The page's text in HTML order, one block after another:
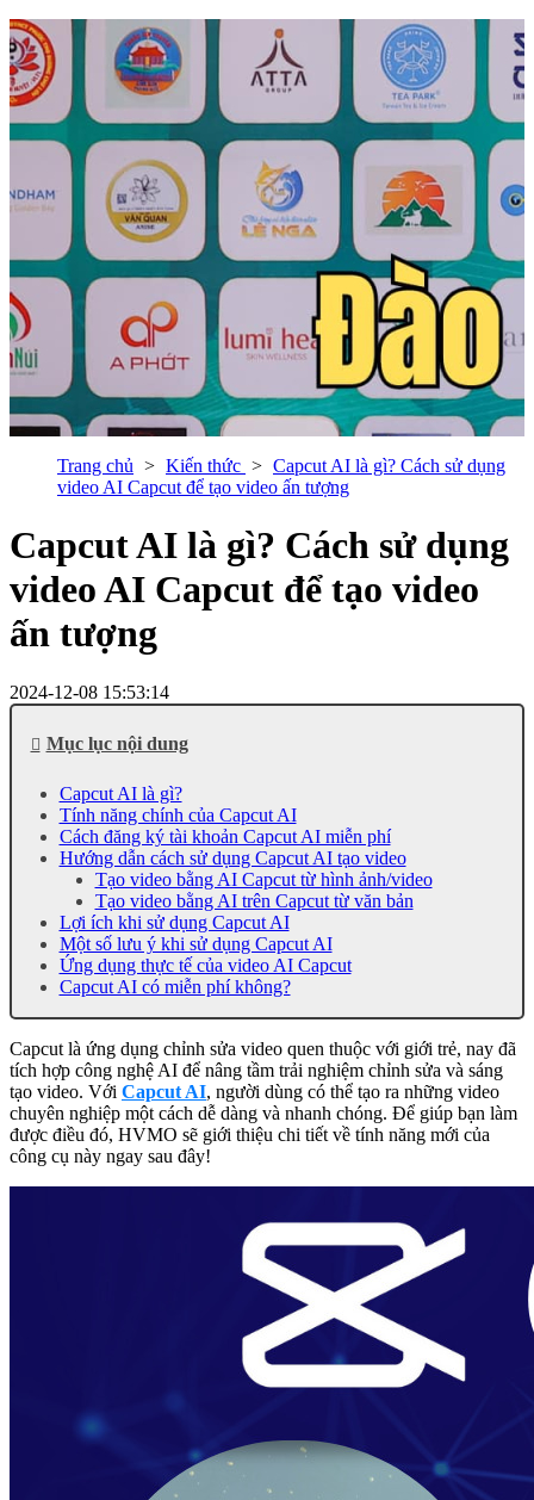
Trang chủ Kiến thức
Capcut AI là gì? Cách sử dụng
video AI Capcut để tạo video ấn tượng
Capcut AI là gì? Cách sử dụng
video AI Capcut để tạo video
ấn tượng
2024-12-08 15:53:14
Mục lục nội dung
Capcut AI là gì?
Tính năng chính của Capcut AI
Cách đăng ký tài khoản Capcut AI miễn phí
Hướng dẫn cách sử dụng Capcut AI tạo video
Tạo video bằng AI Capcut từ hình ảnh/video
Tạo video bằng AI trên Capcut từ văn bản
Lợi ích khi sử dụng Capcut AI
Một số lưu ý khi sử dụng Capcut AI
Ứng dụng thực tế của video AI Capcut
Capcut AI có miễn phí không?
Capcut là ứng dụng chỉnh sửa video quen thuộc với giới trẻ, nay đã
tích hợp công nghệ AI để nâng tầm trải nghiệm chỉnh sửa và sáng
tạo video. Với Capcut AI, người dùng có thể tạo ra những video
chuyên nghiệp một cách dễ dàng và nhanh chóng. Để giúp bạn làm
được điều đó, HVMO sẽ giới thiệu chi tiết về tính năng mới của
công cụ này ngay sau đây!